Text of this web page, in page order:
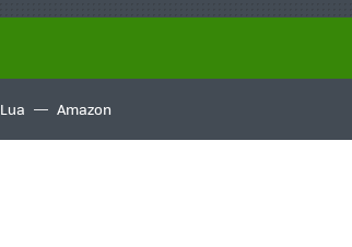
Lua Amazon